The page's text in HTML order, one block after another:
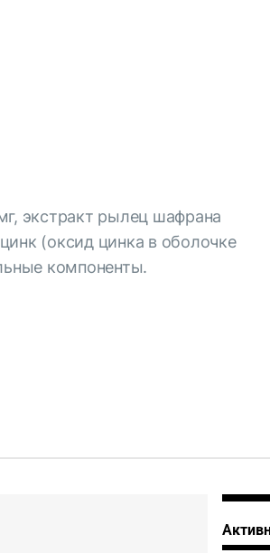
экстракт рылец шафрана
(оксид цинка в оболочке
компоненты.